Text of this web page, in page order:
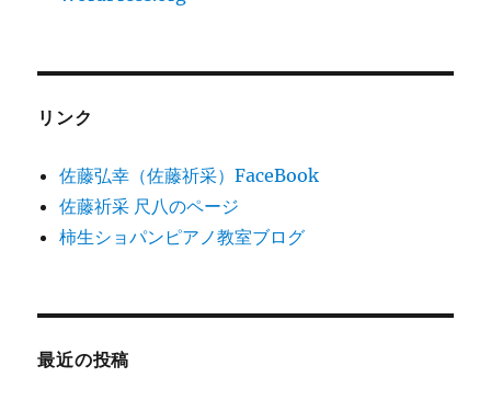
リンク
佐藤弘幸（佐藤祈采）FaceBook
佐藤祈采 尺八のページ
柿生ショパンピアノ教室ブログ
最近の投稿